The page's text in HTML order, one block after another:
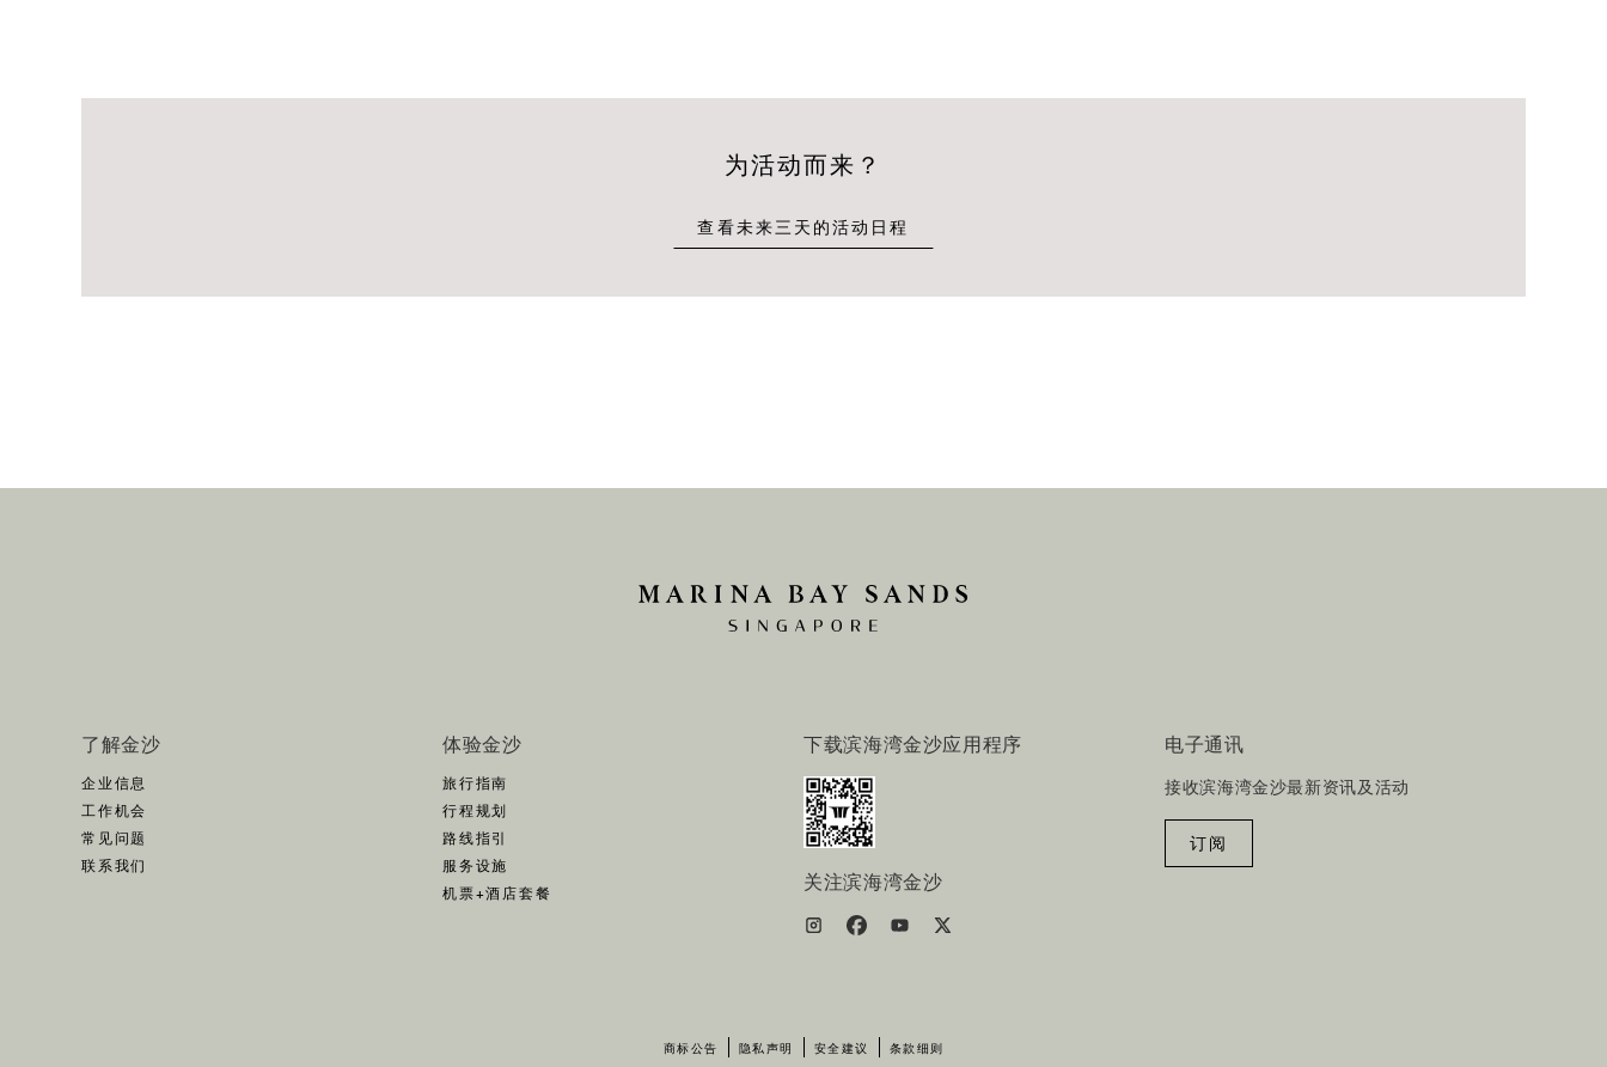
为活动而来？
查看未来三天的活动日程
了解金沙
企业信息
工作机会
常见问题
联系我们
体验金沙
旅行指南
行程规划
路线指引
服务设施
机票+酒店套餐
下载滨海湾金沙应用程序
关注滨海湾金沙
电子通讯
接收滨海湾金沙最新资讯及活动
订阅
商标公告 隐私声明 安全建议 条款细则